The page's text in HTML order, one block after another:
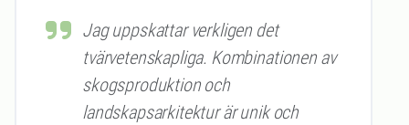
Jag uppskattar verkligen det
tvärvetenskapliga. Kombinationen av
skogsproduktion och
landskapsarkitektur är unik och